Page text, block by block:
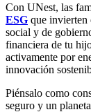
Con UNest, las
ESG que invierten
social y de
financiera de tu
activamente por
innovación
Piénsalo como
seguro y un